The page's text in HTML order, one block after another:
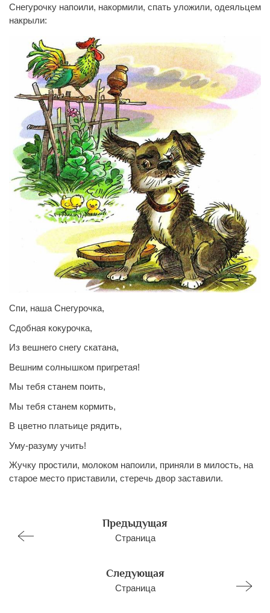
Снегурочку напоили, накормили, спать уложили, одеяльцем
накрыли:
Спи, наша Снегурочка,
Сдобная кокурочка,
Из вешнего снегу скатана,
Вешним солнышком пригретая!
Мы тебя станем поить,
Мы тебя станем кормить,
В цветно платьице рядить,
Уму-разуму учить!
Жучку простили, молоком напоили, приняли в милость, на
старое место приставили, стеречь двор заставили.
Предыдущая
Страница
Следующая
Страница